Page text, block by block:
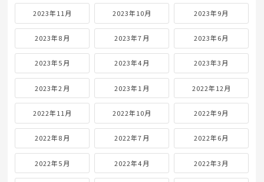
2023年11月 2023年10月 2023年9月
2023年8月 2023年7月 2023年6月
2023年5月 2023年4月 2023年3月
2023年2月 2023年1月 2022年12月
2022年11月 2022年10月 2022年9月
2022年8月 2022年7月 2022年6月
2022年5月 2022年4月 2022年3月